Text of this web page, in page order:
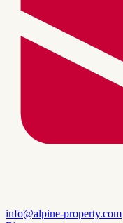
info@alpine-property.com